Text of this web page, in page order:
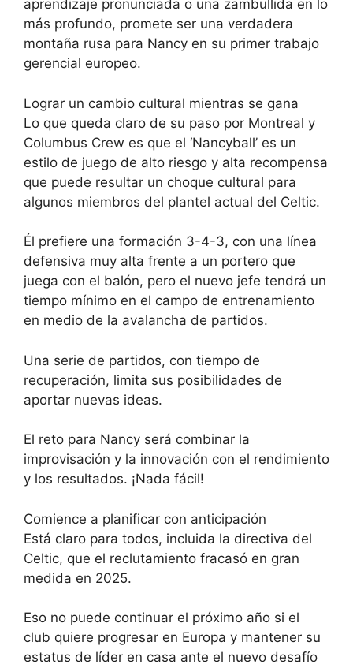
aprendizaje pronunciada o una zambullida en lo
más profundo, promete ser una verdadera
montaña rusa para Nancy en su primer trabajo
gerencial europeo.
Lograr un cambio cultural mientras se gana
Lo que queda claro de su paso por Montreal y
Columbus Crew es que el ‘Nancyball’ es un
estilo de juego de alto riesgo y alta recompensa
que puede resultar un choque cultural para
algunos miembros del plantel actual del Celtic.
Él prefiere una formación 3-4-3, con una línea
defensiva muy alta frente a un portero que
juega con el balón, pero el nuevo jefe tendrá un
tiempo mínimo en el campo de entrenamiento
en medio de la avalancha de partidos.
Una serie de partidos, con tiempo de
recuperación, limita sus posibilidades de
aportar nuevas ideas.
El reto para Nancy será combinar la
improvisación y la innovación con el rendimiento
y los resultados. ¡Nada fácil!
Comience a planificar con anticipación
Está claro para todos, incluida la directiva del
Celtic, que el reclutamiento fracasó en gran
medida en 2025.
Eso no puede continuar el próximo año si el
club quiere progresar en Europa y mantener su
estatus de líder en casa ante el nuevo desafío